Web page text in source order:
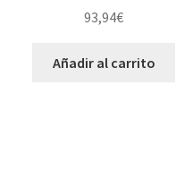
93,94€
Añadir al carrito